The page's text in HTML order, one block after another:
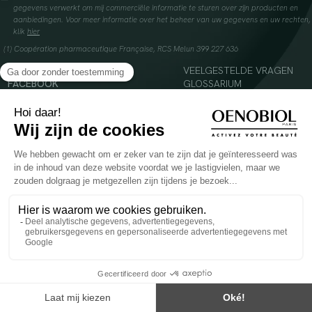
gegevens verwerkt om mij commerciële informatie te sturen over zijn producten en
aanbiedingen. Voor meer informatie over het beheer van uw gegevens en uw rechten,
klik hier
(1) Coopération pharmaceutique Française, RCS Melun 399 227 636
INSTAGRAM
FACEBOOK
YOUTUBE
VEELGESTELDE VRAGEN
GLOSSARIUM
© 2024 Oenobiol Paris
Voedingssupplement dat moet worden geconsumeerd als onderdeel van een gevarieerde,
overschrijden. Enkel voor volwassenen, buiten het bereik van kinderen houden.